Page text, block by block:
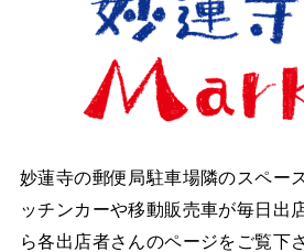
妙蓮寺の郵便局駐車場隣のスペー
ッチンカーや移動販売車が毎日出
ら各出店者さんのページをご覧下